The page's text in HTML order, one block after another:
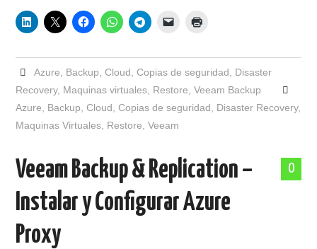
Azure Backup Cloud Copias de seguridad
Disaster
Recovery, Maquinas virtuales Restore ,Veeam Backup
Azure
Backup ,Cloud ,Copias de seguridad Disaster Recovery,
Maquinas Virtuales Restore ,Veeam
0
Veeam Backup & Replication –
Instalar y Configurar Azure
Proxy